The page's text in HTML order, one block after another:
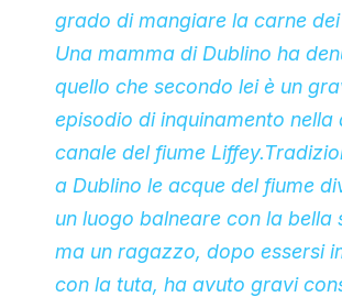
grado di mangiare la carne
Una mamma di Dublino ha
quello che secondo lei è un
episodio di inquinamento nella
canale del fiume
a Dublino le acque del fiume
un luogo balneare con la bella
ma un ragazzo, dopo essersi
con la tuta, ha avuto gravi